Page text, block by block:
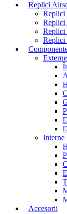
Replici
Replici
Replici
Replici
Replici
Externe
Interne
Accesorii